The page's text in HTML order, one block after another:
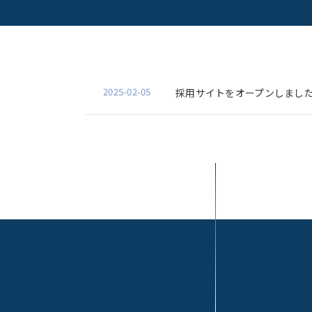
2025-02-05 採用サイトをオープンしまし